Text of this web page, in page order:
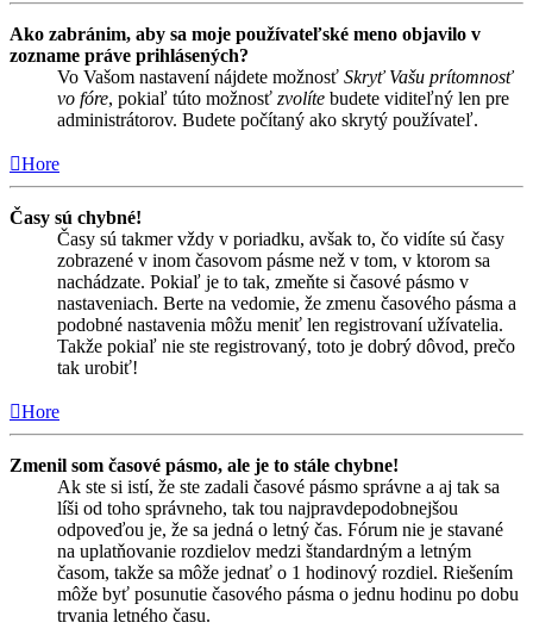
Ako zabránim, aby sa moje používateľské meno objavilo v
zozname práve prihlásených?
Vo Vašom nastavení nájdete možnosť Skryť Vašu prítomnosť
vo fóre, pokiaľ túto možnosť zvolíte budete viditeľný len pre
administrátorov. Budete počítaný ako skrytý používateľ.
Hore
Časy sú chybné!
Časy sú takmer vždy v poriadku, avšak to, čo vidíte sú časy
zobrazené v inom časovom pásme než v tom, v ktorom sa
nachádzate. Pokiaľ je to tak, zmeňte si časové pásmo v
nastaveniach. Berte na vedomie, že zmenu časového pásma a
podobné nastavenia môžu meniť len registrovaní užívatelia.
Takže pokiaľ nie ste registrovaný, toto je dobrý dôvod, prečo
tak urobiť!
Hore
Zmenil som časové pásmo, ale je to stále chybne!
Ak ste si istí, že ste zadali časové pásmo správne a aj tak sa
líši od toho správneho, tak tou najpravdepodobnejšou
odpoveďou je, že sa jedná o letný čas. Fórum nie je stavané
na uplatňovanie rozdielov medzi štandardným a letným
časom, takže sa môže jednať o 1 hodinový rozdiel. Riešením
môže byť posunutie časového pásma o jednu hodinu po dobu
trvania letného času.